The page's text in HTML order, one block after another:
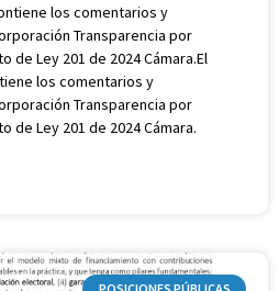
los comentarios y
Transparencia por
de Ley 201 de 2024 Cámara.El
los comentarios y
Transparencia por
de Ley 201 de 2024 Cámara.